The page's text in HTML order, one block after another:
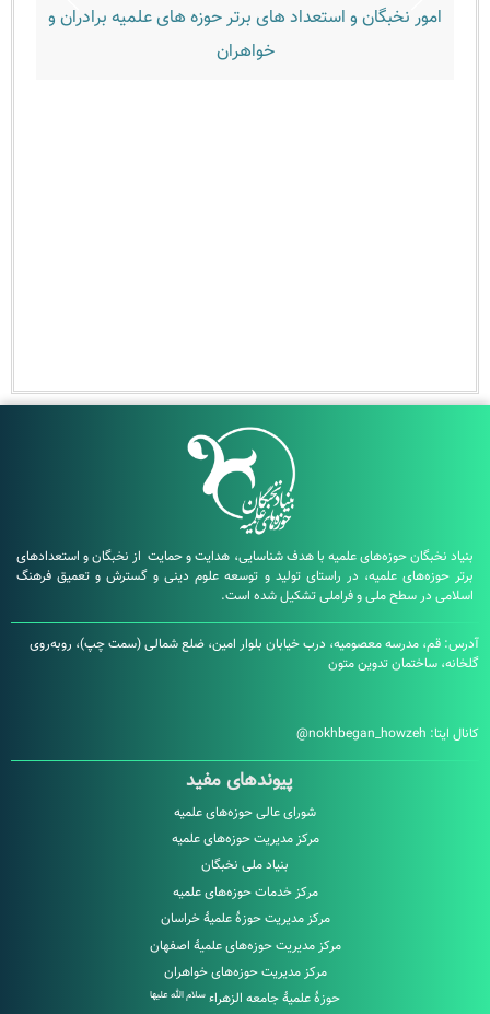
نخبگان و استعداد های برتر حوزه های علمیه برادران و
خواهران
حوزه‌های علمیه با هدف شناسایی، هدایت و حمایت از نخبگان و استعدادهای
علمیه، در راستای تولید و توسعه علوم دینی و گسترش و تعمیق فرهنگ
در سطح ملی و فراملی تشکیل شده است.
مدرسه معصومیه، درب خیابان بلوار امین، ضلع شمالی (سمت چپ)، روبه‌روی
تدوین متون
nokhbegan_howzeh@
پیوندهای مفید
شورای عالی حوزه‌های علمیه
مرکز مدیریت حوزه‌های علمیه
بنیاد ملی نخبگان
مرکز خدمات حوزه‌های علمیه
مرکز مدیریت حوزۀ علمیۀ خراسان
مرکز مدیریت حوزه‌های علمیۀ اصفهان
مرکز مدیریت حوزه‌های خواهران
حوزۀ علمیۀ جامعه الزهراءسلام الله علیها